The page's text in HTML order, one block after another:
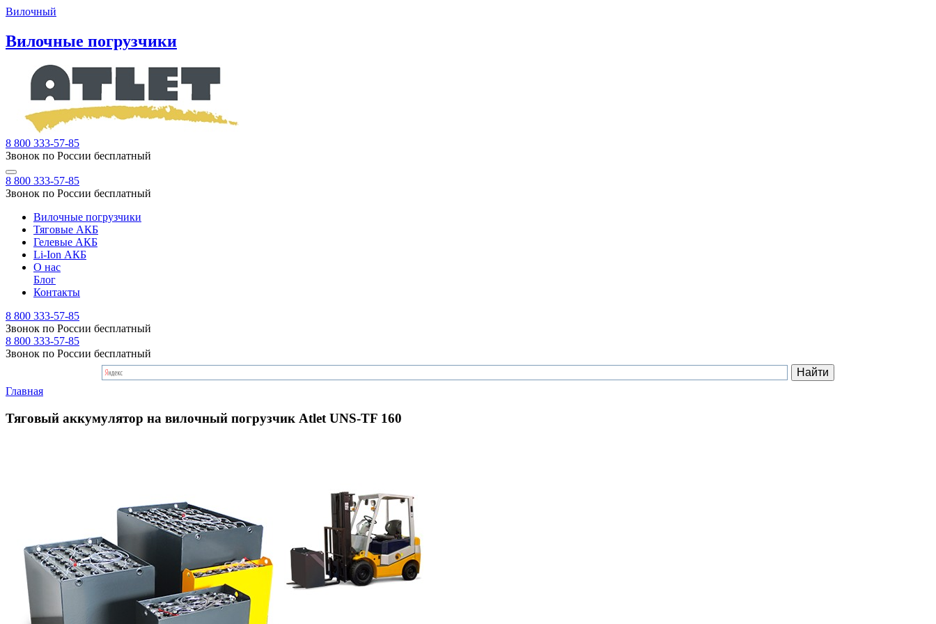
Вилочный
Вилочные погрузчики
8 800 333-57-85
Звонок по России бесплатный
8 800 333-57-85
Звонок по России бесплатный
Вилочные погрузчики
Тяговые АКБ
Гелевые АКБ
Li-Ion АКБ
О нас
Блог
Контакты
8 800 333-57-85
Звонок по России бесплатный
8 800 333-57-85
Звонок по России бесплатный
Главная
Тяговый аккумулятор на вилочный погрузчик Atlet UNS-TF 160